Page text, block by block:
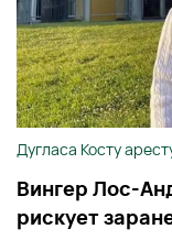
Дугласа Косту
Вингер Лос-
рискует